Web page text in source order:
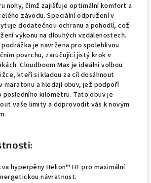
nohy, čímž zajišťuje optimální komfort a
závodu. Speciální odpružení v
dodatečnou ochranu a pohodlí, což
výkonu na dlouhých vzdálenostech.
je navržena pro spolehlivou
povrchu, zaručující jistý krok v
Cloudboom Max je ideální volbou
kteří si kladou za cíl dosáhnout
maratonu a hledají obuv, jež podpoří
posledního kilometru. Tato obuv je
vaše limity a doprovodit vás k novým
hyperpěny Helion™ HF pro maximální
návratnost.